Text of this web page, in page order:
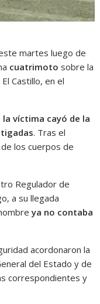
martes luego de
cuatrimotosobre la
Castillo, en el
la víctima cayó de la
. Tras el
los cuerpos de
Regulador de
a su llegada
ya no contaba
acordonaron la
del Estado y de
correspondientes y